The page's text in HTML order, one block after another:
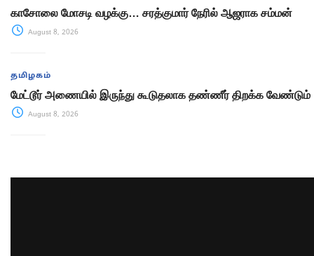
காசோலை மோசடி வழக்கு… சரத்குமார் நேரில் ஆஜராக சம்மன்
August 8, 2026
தமிழகம்
மேட்டூர் அணையில் இருந்து கூடுதலாக தண்ணீர் திறக்க வேண்டும்
August 8, 2026